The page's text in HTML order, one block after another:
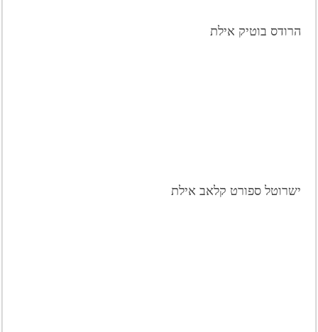
הרודס בוטיק אילת
ישרוטל ספורט קלאב אילת